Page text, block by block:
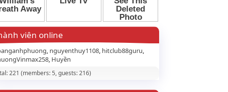
viên online
nguyenthuy1108 hitclub88guru
Huyền
221 (members: 5, guests: 216)